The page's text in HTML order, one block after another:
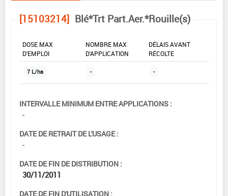
[15103214] Blé*Trt Part.Aer.*Rouille(s)
DOSE MAX
D'EMPLOI
NOMBRE MAX
D'APPLICATION
DÉLAIS AVANT
RÉCOLTE
7 L/ha - -
INTERVALLE MINIMUM ENTRE APPLICATIONS :
-
DATE DE RETRAIT DE L'USAGE :
-
DATE DE FIN DE DISTRIBUTION :
30/11/2011
DATE DE FIN D'UTILISATION :